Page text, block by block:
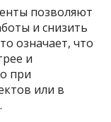
позволяют
и снизить
означает, что
и
при
или в